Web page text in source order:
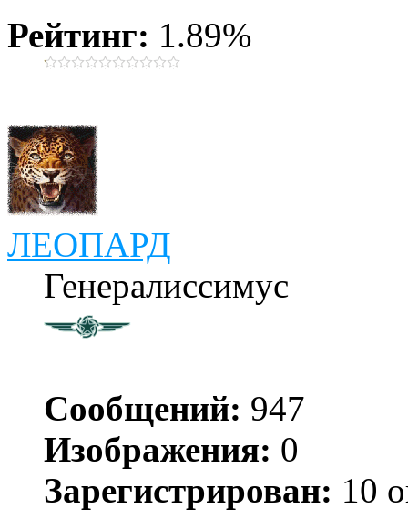
Рейтинг: 1.89%
ЛЕОПАРД
Генералиссимус
Сообщений: 947
Изображения: 0
Зарегистрирован: 10